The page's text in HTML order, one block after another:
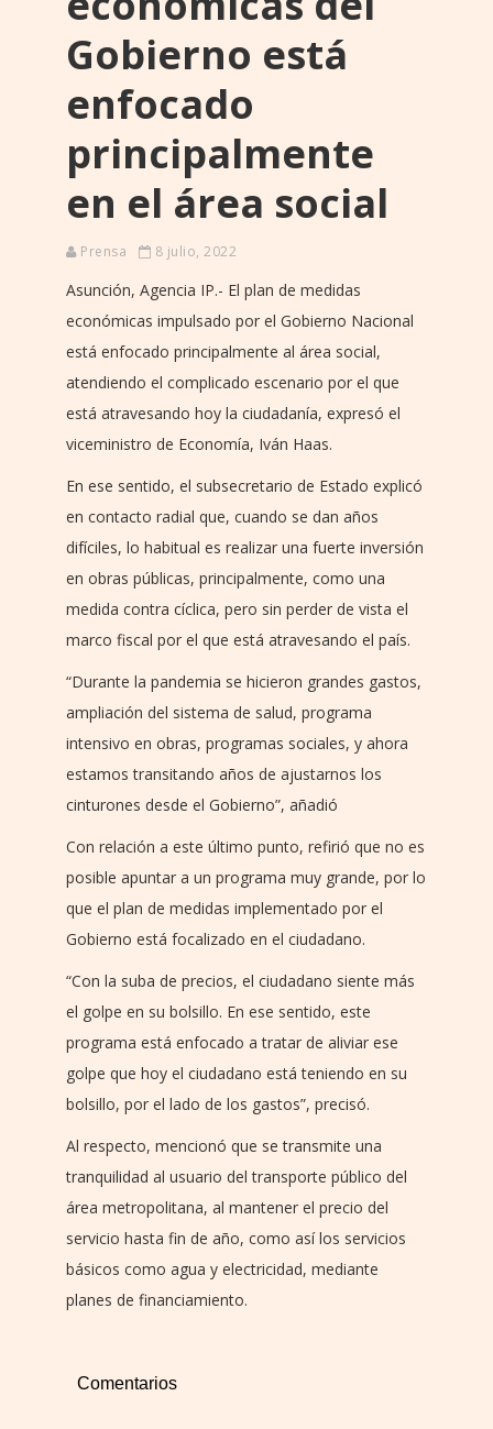
Gobierno está
enfocado
principalmente
en el área social
Prensa 8 julio, 2022
Asunción, Agencia IP.- El plan de medidas
económicas impulsado por el Gobierno Nacional
está enfocado principalmente al área social,
atendiendo el complicado escenario por el que
está atravesando hoy la ciudadanía, expresó el
viceministro de Economía, Iván Haas.
En ese sentido, el subsecretario de Estado explicó
en contacto radial que, cuando se dan años
difíciles, lo habitual es realizar una fuerte inversión
en obras públicas, principalmente, como una
medida contra cíclica, pero sin perder de vista el
marco fiscal por el que está atravesando el país.
“Durante la pandemia se hicieron grandes gastos,
ampliación del sistema de salud, programa
intensivo en obras, programas sociales, y ahora
estamos transitando años de ajustarnos los
cinturones desde el Gobierno”, añadió
Con relación a este último punto, refirió que no es
posible apuntar a un programa muy grande, por lo
que el plan de medidas implementado por el
Gobierno está focalizado en el ciudadano.
“Con la suba de precios, el ciudadano siente más
el golpe en su bolsillo. En ese sentido, este
programa está enfocado a tratar de aliviar ese
golpe que hoy el ciudadano está teniendo en su
bolsillo, por el lado de los gastos”, precisó.
Al respecto, mencionó que se transmite una
tranquilidad al usuario del transporte público del
área metropolitana, al mantener el precio del
servicio hasta fin de año, como así los servicios
básicos como agua y electricidad, mediante
planes de financiamiento.
Comentarios